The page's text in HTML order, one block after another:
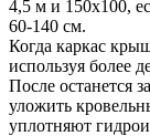
4,5 м и 150х100,
60-140 см.
Когда каркас
используя более
После останется
уложить
уплотняют